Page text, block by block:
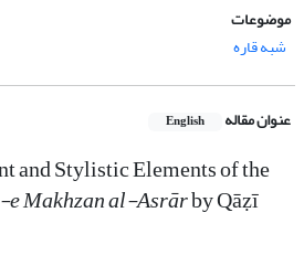
موضوعات
شبه قاره
عنوان مقاله English
and Stylistic Elements of the
Makhzan al-Asrārby Qāẓī